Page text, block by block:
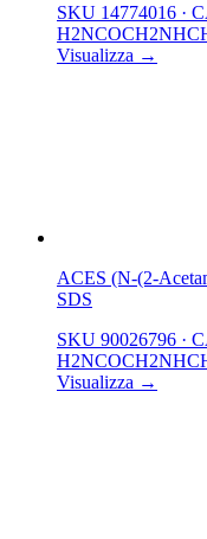
SKU 14774016 ·
Visualizza →
ACES (N-(2-
SDS
SKU 90026796 ·
Visualizza →